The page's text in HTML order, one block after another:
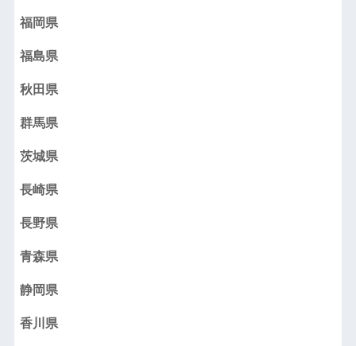
福岡県
福島県
秋田県
群馬県
茨城県
長崎県
長野県
青森県
静岡県
香川県